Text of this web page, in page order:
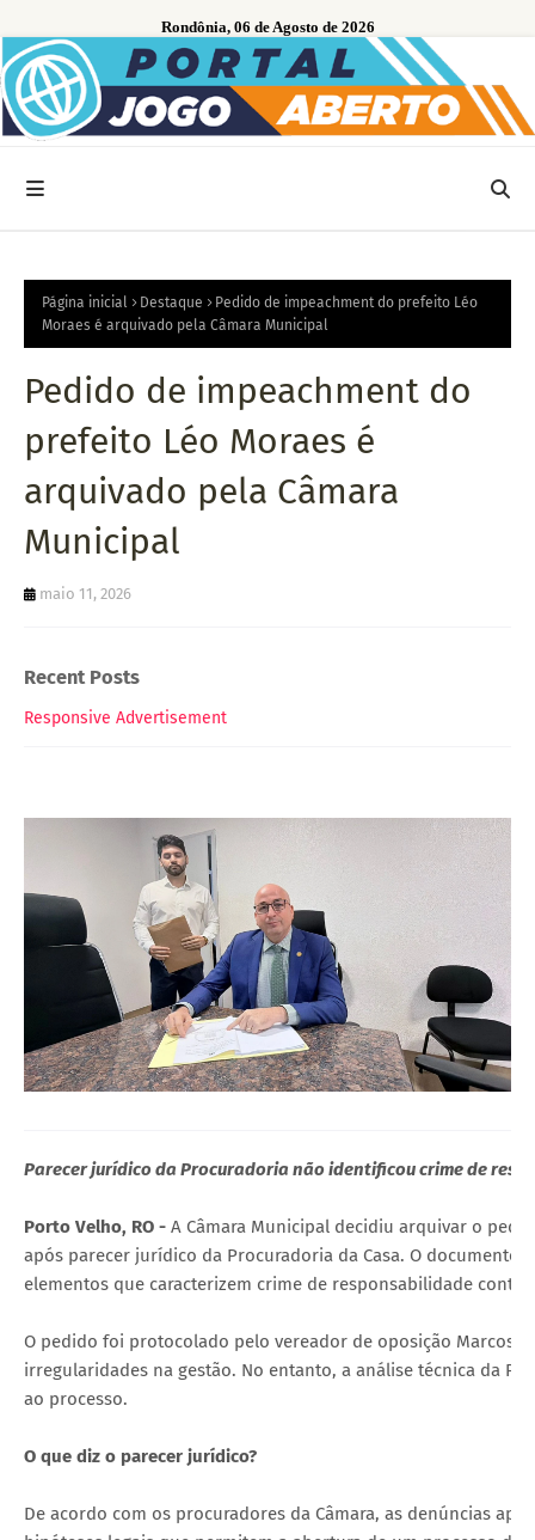
Rondônia, 06 de Agosto de 2026
Página inicial Destaque
Pedido de impeachment do prefeito Léo
Moraes é arquivado pela Câmara Municipal
Pedido de impeachment do
prefeito Léo Moraes é
arquivado pela Câmara
Municipal
maio 11, 2026
Recent Posts
Responsive Advertisement
Parecer jurídico da Procuradoria não identificou crime de
Porto Velho, RO - A Câmara Municipal decidiu arquivar o
após parecer jurídico da Procuradoria da Casa. O
elementos que caracterizem crime de responsabilidade contra
O pedido foi protocolado pelo vereador de oposição Marcos
irregularidades na gestão. No entanto, a análise técnica da
ao processo.
O que diz o parecer jurídico?
De acordo com os procuradores da Câmara, as denúncias